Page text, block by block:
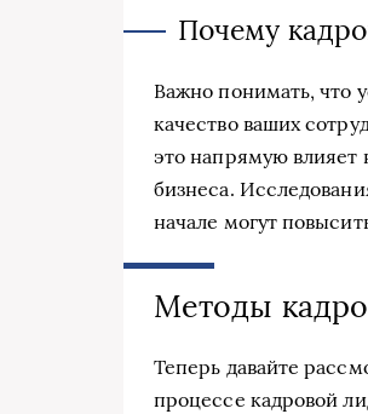
Почему
Важно понимать, что
качество ваших
это напрямую влияет
бизнеса.
начале могут
Методы
Теперь давайте
процессе кадровой